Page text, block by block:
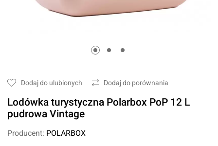
Dodaj do ulubionych Dodaj do porównania
Lodówka turystyczna Polarbox PoP 12 L
pudrowa Vintage
Producent: POLARBOX